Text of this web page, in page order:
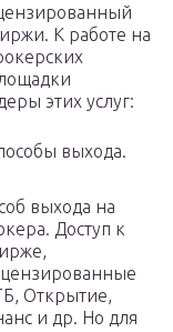
К работе на
этих услуг:
выхода.
выхода на
Доступ к
Открытие,
и др. Но для